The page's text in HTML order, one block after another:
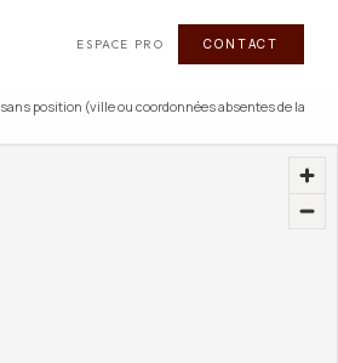
ESPACE PRO CONTACT
sans position (ville ou coordonnées absentes de la